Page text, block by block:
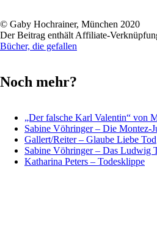
© Gaby Hochrainer, München 2020
Der Beitrag enthält Affiliate-
Bücher, die gefallen
Noch mehr?
„Der falsche Karl Valentin“ von
Sabine Vöhringer – Die Montez-
Gallert/Reiter – Glaube Liebe Tod
Sabine Vöhringer – Das Ludwig
Katharina Peters – Todesklippe